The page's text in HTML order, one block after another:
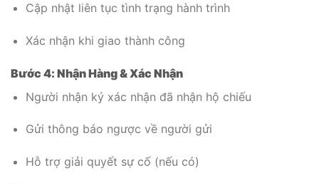
Cập nhật liên tục tình trạng hành trình
Xác nhận khi giao thành công
Bước 4: Nhận Hàng & Xác Nhận
Người nhận ký xác nhận đã nhận hộ chiếu
Gửi thông báo ngược về người gửi
Hỗ trợ giải quyết sự cố (nếu có)